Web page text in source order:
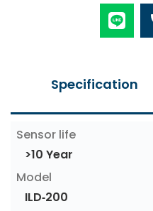
quantity
Additional
Sensor life
>10 Year
Model
ILD-200